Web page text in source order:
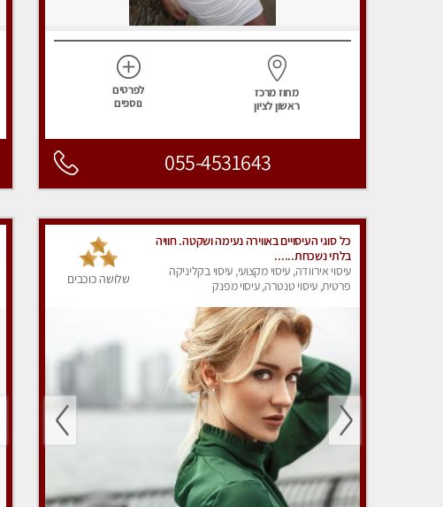
מחוז מרכז
ראשון לציון
לפרטים
נוספים
055-4531643
כל סוגי העיסויים באווירה נעימה ושקטה. חוויה
בלתי נשכחת......
עיסוי אירוודה, עיסוי מקצועי, עיסוי בקליניקה
פרטית, עיסוי טנטרה, עיסוי מפנק
שלושה כוכבים